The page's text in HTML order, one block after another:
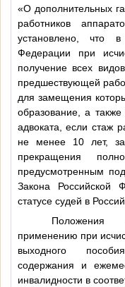
«О дополнительных
работников
установлено, что
Федерации при
получение всех
предшествующей
для замещения
образование, а также
адвоката, если стаж
не менее 10 лет, за
прекращения
предусмотренным
Закона Российской
статусе судей в
Положения
применению при
выходного
содержания и
инвалидности в